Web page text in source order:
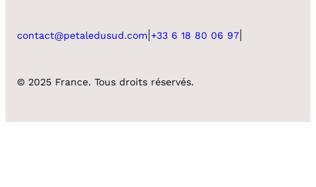
contact@petaledusud.com +33 6 18 80 06 97
© 2025 France. Tous droits réservés.